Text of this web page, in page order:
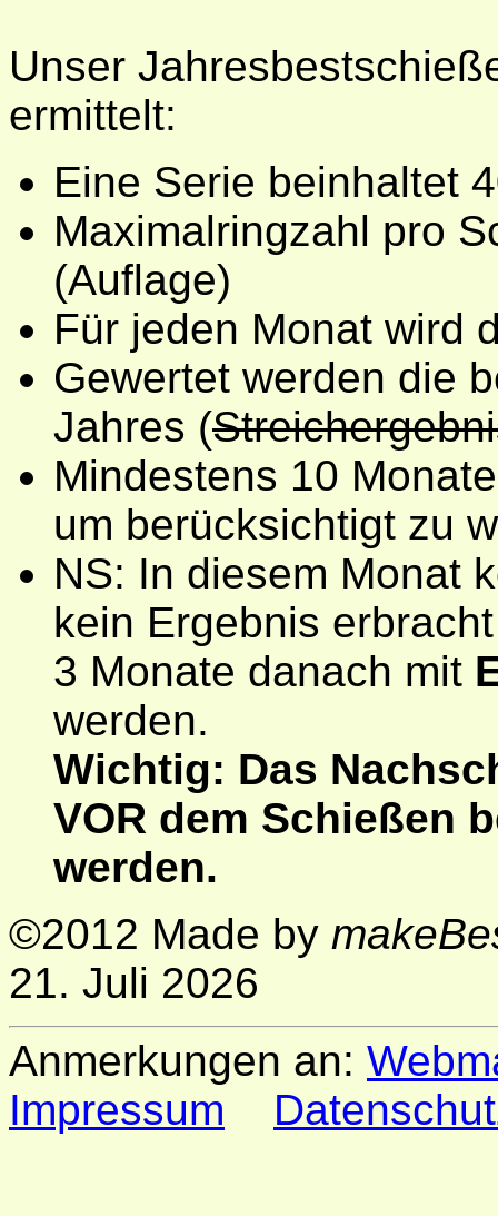
Unser
ermittelt:
Eine Serie beinhaltet
Maximalringzahl pro
(Auflage)
Für jeden Monat wird
Gewertet werden die
Jahres (
Mindestens 10
um berücksichtigt zu
NS: In diesem Monat
kein Ergebnis
3 Monate danach mit
werden.
Wichtig: Das
VOR dem Schießen
werden.
©2012 Made by
21. Juli 2026
Anmerkungen an:
Impressum